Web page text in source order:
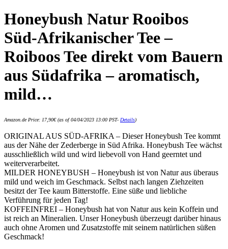
Honeybush Natur Rooibos
Süd-Afrikanischer Tee –
Roiboos Tee direkt vom Bauern
aus Südafrika – aromatisch,
mild…
Amazon.de Price: 17,90€(as of 04/04/2023 13:00 PST- Details)
ORIGINAL AUS SÜD-AFRIKA – Dieser Honeybush Tee kommt
aus der Nähe der Zederberge in Süd Afrika. Honeybush Tee wächst
ausschließlich wild und wird liebevoll von Hand geerntet und
weiterverarbeitet.
MILDER HONEYBUSH – Honeybush ist von Natur aus überaus
mild und weich im Geschmack. Selbst nach langen Ziehzeiten
besitzt der Tee kaum Bitterstoffe. Eine süße und liebliche
Verführung für jeden Tag!
KOFFEINFREI – Honeybush hat von Natur aus kein Koffein und
ist reich an Mineralien. Unser Honeybush überzeugt darüber hinaus
auch ohne Aromen und Zusatzstoffe mit seinem natürlichen süßen
Geschmack!